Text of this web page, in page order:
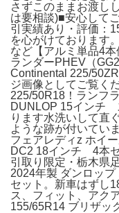
さずこのままお渡し
は要相談)■安心して
引実績あり・評価：
を心がけております
など【アルミ単品4
ランダーPHEV（
Continental 225/
ジ画像としてご覧く
225/50R18！ランフ
DUNLOP 15インチ
ります水洗いして直
ような跡が付いて
フェアレディz ホイ
DC2 18インチ 4本
引取り限定・栃木県
2024年製 ダンロッ
セット。新車はずし
ス、フィット、アク
155/65R14 ブリザッ